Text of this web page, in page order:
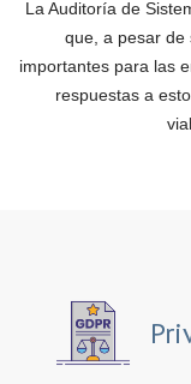
La Auditoría de
que, a pesar de
importantes para las
respuestas a